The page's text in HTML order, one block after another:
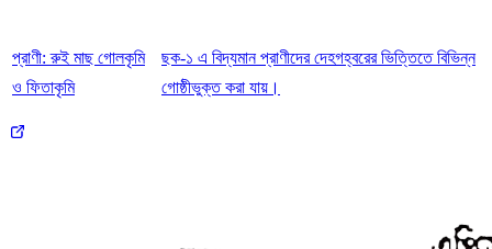
প্রাণী: রুই মাছ গোলকৃমি
ও ফিতাকৃমি
ছক-১ এ বিদ্যমান প্রাণীদের দেহগহ্বরের ভিত্তিতে বিভিন্ন
গোষ্ঠীভুক্ত করা যায়।